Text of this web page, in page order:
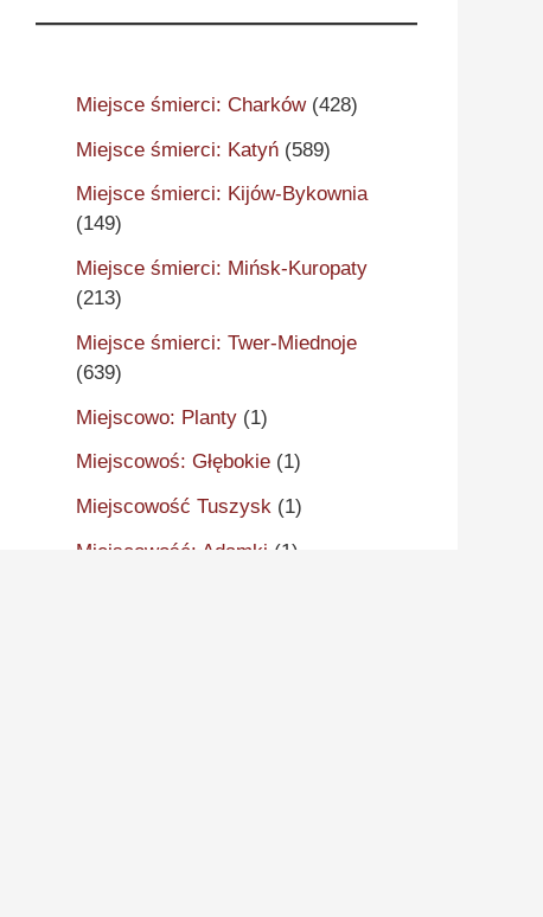
Miejsce śmierci: Charków(428)
Miejsce śmierci: Katyń (589)
Miejsce śmierci: Kijów-Bykownia
(149)
Miejsce śmierci: Mińsk-Kuropaty
(213)
Miejsce śmierci: Twer-Miednoje
(639)
Miejscowo: Planty (1)
Miejscowoś: Głębokie (1)
Miejscowość Tuszysk (1)
Miejscowość: Adamki (1)